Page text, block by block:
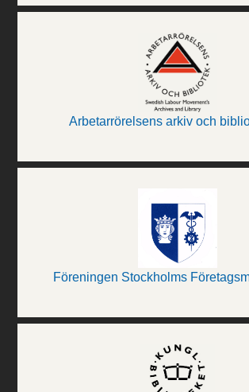
Arbetarrörelsens arkiv och
Föreningen Stockholms